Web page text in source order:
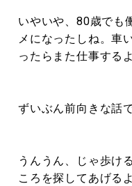
いやいや、80歳でも
メになったしね。車
ったらまた仕事する
ずいぶん前向きな話で
うんうん、じゃ歩け
ころを探してあげるよ